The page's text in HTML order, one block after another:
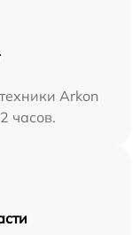
Arkon
часов.